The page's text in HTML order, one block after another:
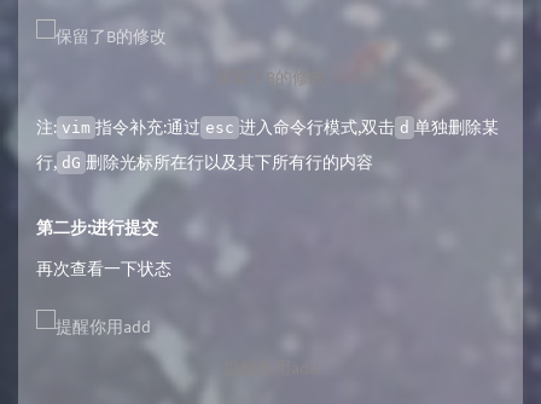
保留了B的修改
注: vim 指令补充:通过 esc 进入命令行模式,双击 d 单独删除某
行, dG 删除光标所在行以及其下所有行的内容
第二步:进行提交
再次查看一下状态